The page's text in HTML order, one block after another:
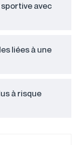
avec
liées à une
à risque